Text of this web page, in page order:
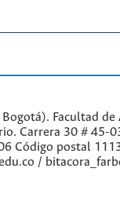
Facultad
Carrera 30 # 45-
Código postal
/